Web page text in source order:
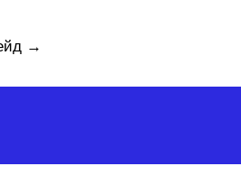
→